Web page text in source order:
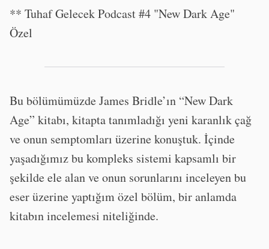
** Tuhaf Gelecek Podcast #4 "New Dark Age"
Özel
Bu bölümümüzde James Bridle’ın “New Dark
Age” kitabı, kitapta tanımladığı yeni karanlık çağ
ve onun semptomları üzerine konuştuk. İçinde
yaşadığımız bu kompleks sistemi kapsamlı bir
şekilde ele alan ve onun sorunlarını inceleyen bu
eser üzerine yaptığım özel bölüm, bir anlamda
kitabın incelemesi niteliğinde.